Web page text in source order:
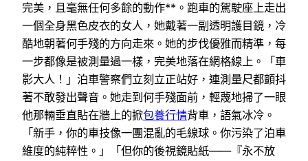
完美，且毫無任何多餘的動作**。跑車的駕駛座上走出
一個全身黑色皮衣的女人，她戴著一副透明護目鏡，冷
酷地朝著何手殘的方向走來。她的步伐優雅而精準，每
一步都像是被測量過一樣，完美地落在網格線上。「車
影大人！」泊車警察們立刻立正站好，連測量尺都顫抖
著不敢發出聲音。她走到何手殘面前，輕蔑地掃了一眼
他那輛垂直貼在牆上的掀包養行情背車，語氣冰冷。
「新手，你的車技像一團混亂的毛線球。你污染了泊車
維度的純粹性。」「但你的後視鏡貼紙——『永不放